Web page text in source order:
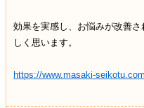
効果を実感し、お悩みが改善
しく思います。
https://www.masaki-